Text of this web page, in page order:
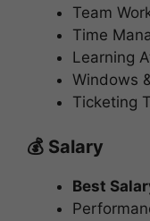
Team
Time
Learning
Windows
Ticketing
💰 Salary
Best